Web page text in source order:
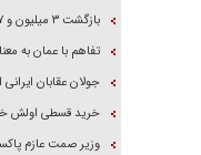
بازگشت ۳ میلیون و ۱۷ هزار زائر اربعین به کشور
تفاهم با عمان به
جولان عقابان
خرید قسطی اولش
وزیر صمت عازم